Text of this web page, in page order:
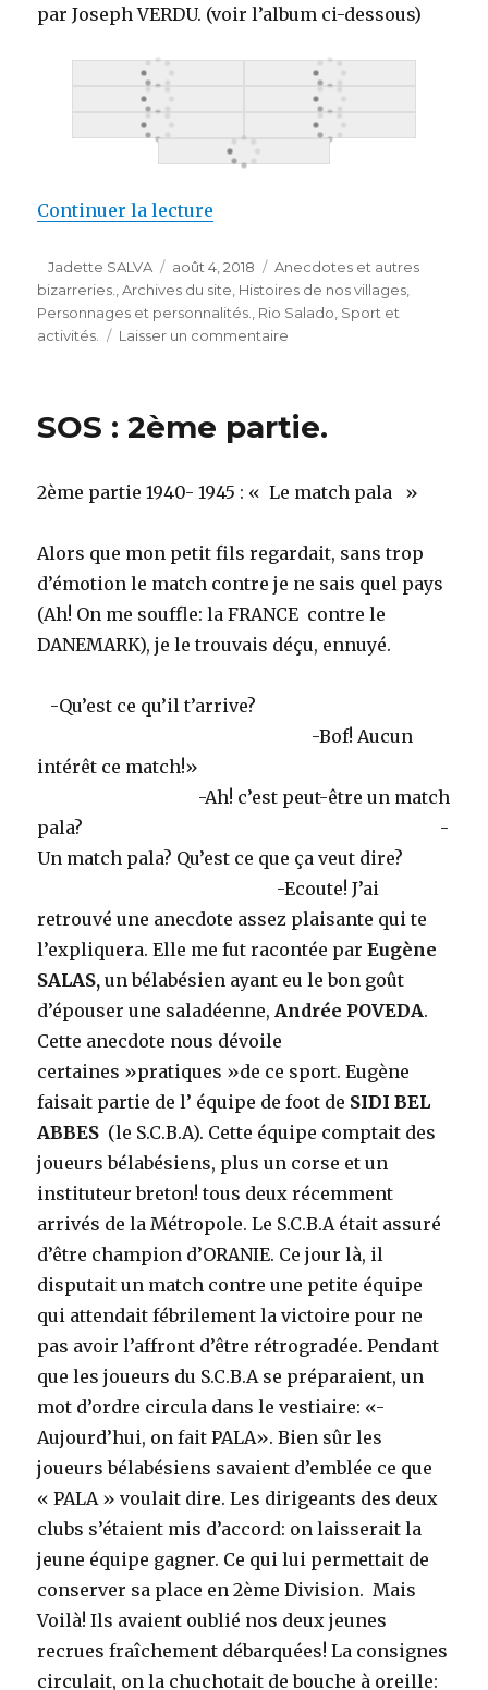
par Joseph VERDU. (voir l’album ci-dessous)
Continuer la lecture
Auteur
Jadette SALVA
Publié
le
août 4, 2018 Catégories
Anecdotes et autres
bizarreries. ,Archives du site Histoires de nos villages
Personnages et personnalités.
Rio Salado Sport et
activités.
Laisser un commentaire
Sassa
partie.
SOS : 2ème partie.
2ème partie 1940- 1945 : « Le match pala »
Alors que mon petit fils regardait, sans trop
d’émotion le match contre je ne sais quel pays
(Ah! On me souffle: la FRANCE contre le
DANEMARK), je le trouvais déçu, ennuyé.
-Qu’est ce qu’il t’arrive?
-Bof! Aucun
intérêt ce match!»
-Ah! c’est peut-être un match
pala? -
Un match pala? Qu’est ce que ça veut dire?
-Ecoute! J’ai
retrouvé une anecdote assez plaisante qui te
l’expliquera. Elle me fut racontée parEugène
SALAS, un bélabésien ayant eu le bon goût
d’épouser une saladéenne, Andrée POVEDA.
Cette anecdote nous dévoile
certaines »pratiques »de ce sport. Eugène
faisait partie de l’ équipe de foot de SIDI BEL
ABBES (le S.C.B.A). Cette équipe comptait des
joueurs bélabésiens, plus un corse et un
instituteur breton! tous deux récemment
arrivés de la Métropole. Le S.C.B.A était assuré
d’être champion d’ORANIE. Ce jour là, il
disputait un match contre une petite équipe
qui attendait fébrilement la victoire pour ne
pas avoir l’affront d’être rétrogradée. Pendant
que les joueurs du S.C.B.A se préparaient, un
mot d’ordre circula dans le vestiaire: «-
Aujourd’hui, on fait PALA». Bien sûr les
joueurs bélabésiens savaient d’emblée ce que
« PALA » voulait dire. Les dirigeants des deux
clubs s’étaient mis d’accord: on laisserait la
jeune équipe gagner. Ce qui lui permettait de
conserver sa place en 2ème Division. Mais
Voilà! Ils avaient oublié nos deux jeunes
recrues fraîchement débarquées! La consignes
circulait, on la chuchotait de bouche à oreille: